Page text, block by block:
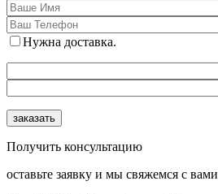
Нужна доставка.
Получить консультацию
оcтавьте заявку и мы свяжемся с вами